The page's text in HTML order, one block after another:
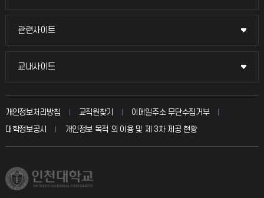
입학안내
취업정보(학생)
묻고 답하기
칭찬마당
학생서비스 지킴이
관련사이트
관련사이트
국방헬프콜
총동문회
교내사이트
교내사이트
교수회
교육혁신본부
국제지원과
개인정보처리방침 교직원찾기
이메일주소 무단수집거부
대학정보공시
개인정보 목적 외 이용 및 제 3차 제공 현황